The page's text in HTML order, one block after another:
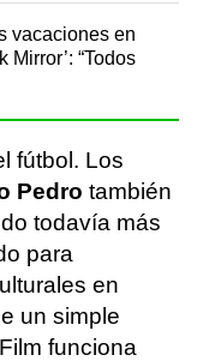
vacaciones en
Mirror’: “Todos
fútbol. Los
Pedro también
todavía más
para
en
un simple
funciona